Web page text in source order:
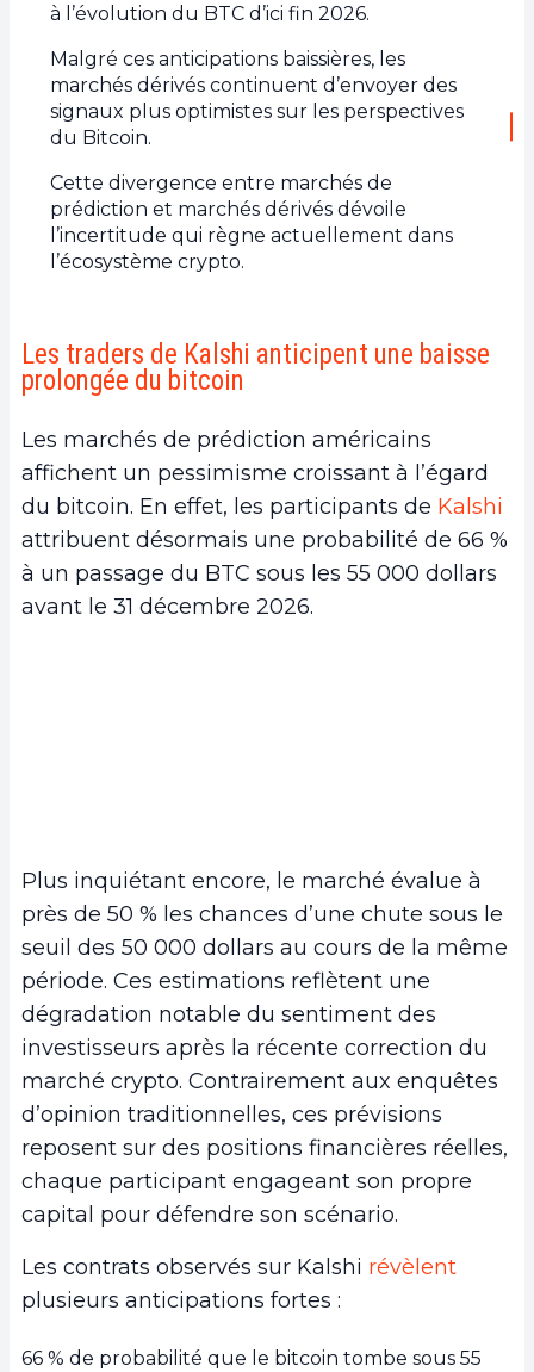
à l’évolution du BTC d’ici fin 2026.
Malgré ces anticipations baissières, les
marchés dérivés continuent d’envoyer des
signaux plus optimistes sur les perspectives
du Bitcoin.
Cette divergence entre marchés de
prédiction et marchés dérivés dévoile
l’incertitude qui règne actuellement dans
l’écosystème crypto.
Les traders de Kalshi anticipent une baisse
prolongée du bitcoin
Les marchés de prédiction américains
affichent un pessimisme croissant à l’égard
du bitcoin. En effet, les participants de Kalshi
attribuent désormais une probabilité de 66 %
à un passage du BTC sous les 55 000 dollars
avant le 31 décembre 2026.
Plus inquiétant encore, le marché évalue à
près de 50 % les chances d’une chute sous le
seuil des 50 000 dollars au cours de la même
période. Ces estimations reflètent une
dégradation notable du sentiment des
investisseurs après la récente correction du
marché crypto. Contrairement aux enquêtes
d’opinion traditionnelles, ces prévisions
reposent sur des positions financières réelles,
chaque participant engageant son propre
capital pour défendre son scénario.
Les contrats observés sur Kalshi révèlent
plusieurs anticipations fortes :
66 % de probabilité que le bitcoin tombe sous 55